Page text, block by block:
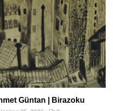
Güntan | Birazoku